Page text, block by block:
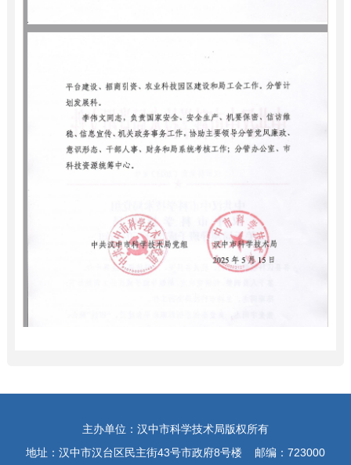
主办单位：汉中市科学技术局版权所有
地址：汉中市汉台区民主街43号市政府8号楼 邮编：723000